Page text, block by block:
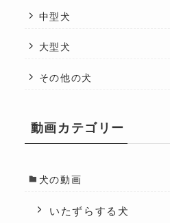
中型犬
大型犬
その他の犬
動画カテゴリー
犬の動画
いたずらする犬